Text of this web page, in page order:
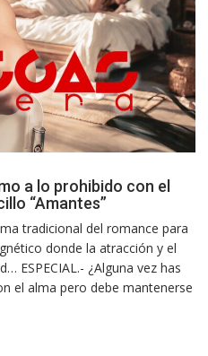
a lo prohibido con el
“Amantes”
tradicional del romance para
donde la atracción y el
ESPECIAL.- ¿Alguna vez has
el alma pero debe mantenerse